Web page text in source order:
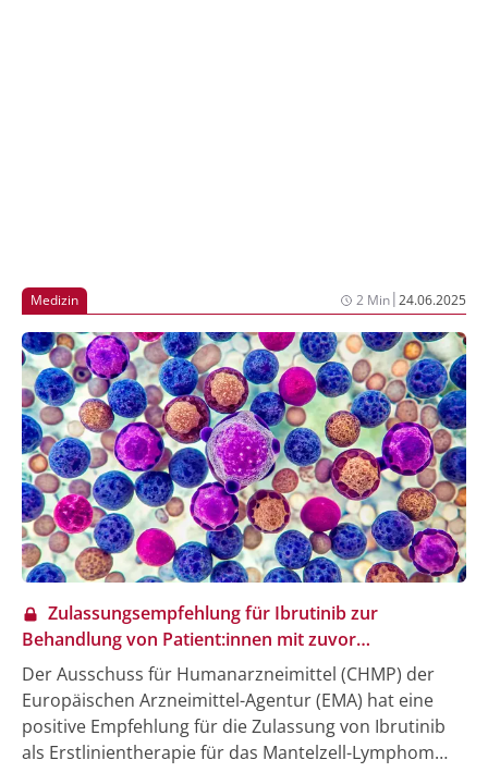
Medizin 2 Min|24.06.2025
Zulassungsempfehlung für Ibrutinib zur
Behandlung von Patient:innen mit zuvor
unbehandeltem Mantelzell-Lymphom
Der Ausschuss für Humanarzneimittel (CHMP) der
Europäischen Arzneimittel-Agentur (EMA) hat eine
positive Empfehlung für die Zulassung von Ibrutinib
als Erstlinientherapie für das Mantelzell-Lymphom